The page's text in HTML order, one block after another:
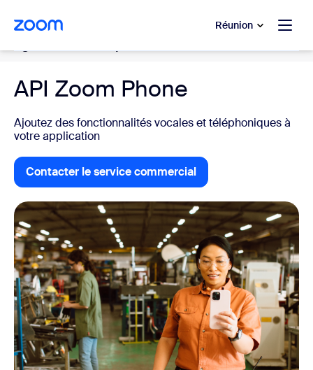
contenu principal
au chat d’aide Réunion
API Zoom Phone
Ajoutez des fonctionnalités vocales et téléphoniques à
votre application
Contacter le service commercial
Contacter le service commercial